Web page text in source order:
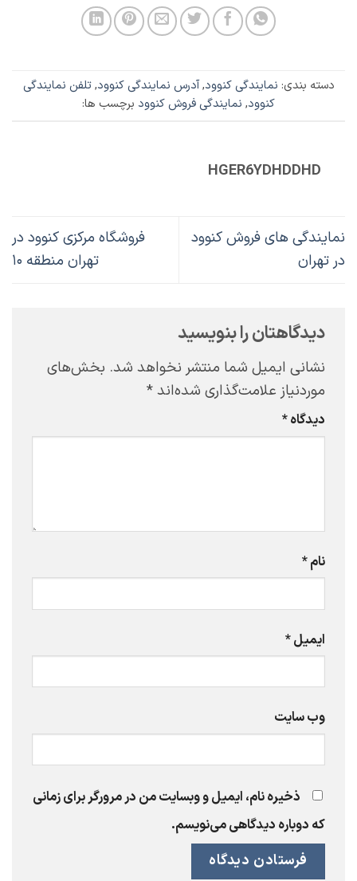
دسته بندی: نمایندگی کنوود,آدرس نمایندگی کنوود,تلفن نمایندگی
کنوود, نمایندگی فروش کنوود برچسب ها:
HGER6YDHDDHD
نمایندگی های فروش کنوود
در تهران
فروشگاه مرکزی کنوود در
تهران منطقه ۱۰
دیدگاهتان را بنویسید
نشانی ایمیل شما منتشر نخواهد شد. بخش‌های
موردنیاز علامت‌گذاری شده‌اند*
دیدگاه*
نام*
ایمیل*
وب‌ سایت
ذخیره نام، ایمیل و وبسایت من در مرورگر برای زمانی
که دوباره دیدگاهی می‌نویسم.